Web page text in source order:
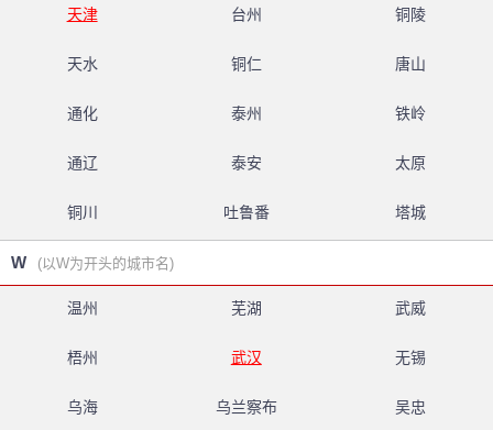
天津 台州 铜陵
天水 铜仁 唐山
通化 泰州 铁岭
通辽 泰安 太原
铜川 吐鲁番 塔城
W (以W为开头的城市名)
温州 芜湖 武威
梧州 武汉 无锡
乌海 乌兰察布 吴忠